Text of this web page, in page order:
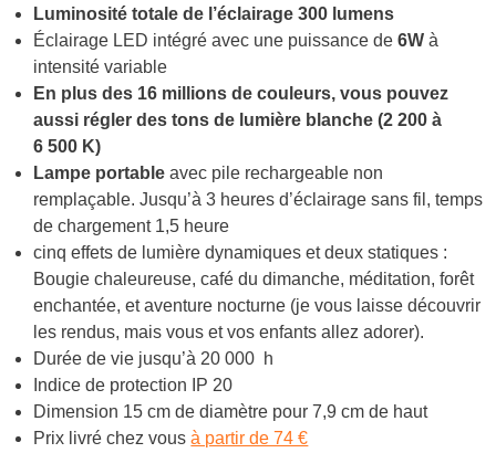
Luminosité totale de l’éclairage 300 lumens
Éclairage LED intégré avec une puissance de 6W à
intensité variable
En plus des 16 millions de couleurs, vous pouvez
aussi régler des tons de lumière blanche (2 200 à
6 500 K)
Lampe portable avec pile rechargeable non
remplaçable. Jusqu’à 3 heures d’éclairage sans fil, temps
de chargement 1,5 heure
cinq effets de lumière dynamiques et deux statiques :
Bougie chaleureuse, café du dimanche, méditation, forêt
enchantée, et aventure nocturne (je vous laisse découvrir
les rendus, mais vous et vos enfants allez adorer).
Durée de vie jusqu’à 20 000 h
Indice de protection IP 20
Dimension 15 cm de diamètre pour 7,9 cm de haut
Prix livré chez vousà partir de 74 €